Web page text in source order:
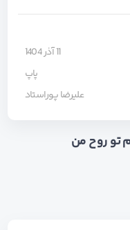
11 آذر 1404
پاپ
علیرضا پوراستاد
تو روح من